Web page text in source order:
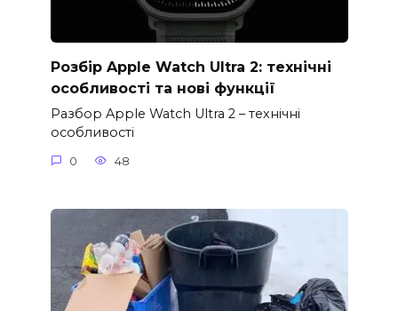
Розбір Apple Watch Ultra 2: технічні
особливості та нові функції
Разбор Apple Watch Ultra 2 – технічні
особливості
0 48